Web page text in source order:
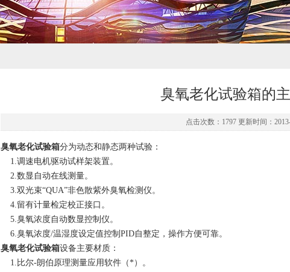
臭氧老化试验箱的
点击次数：1797 更新时间：
臭氧老化试验箱分为动态和静态两种试验：
1.调速电机驱动试样架装置。
2.数显自动在线测量。
3.双光束“QUA”非色散紫外臭氧检测仪。
4.留有计量检定校正接口。
5.臭氧浓度自动数显控制仪。
6.臭氧浓度/温湿度设定值控制 PID自整定，操作方便可靠。
臭氧老化试验箱设备主要材质：
1. 比尔-朗伯原理测量应用软件 （*） 。